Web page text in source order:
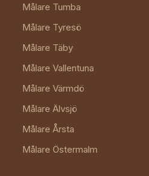
Målare Tumba
Målare Tyresö
Målare Täby
Målare Vallentuna
Målare Värmdö
Målare Älvsjö
Målare Årsta
Målare Östermalm